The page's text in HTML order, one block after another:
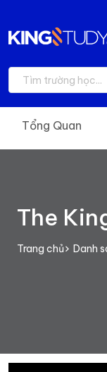
The
Trang chủ Danh
Tổng Quan